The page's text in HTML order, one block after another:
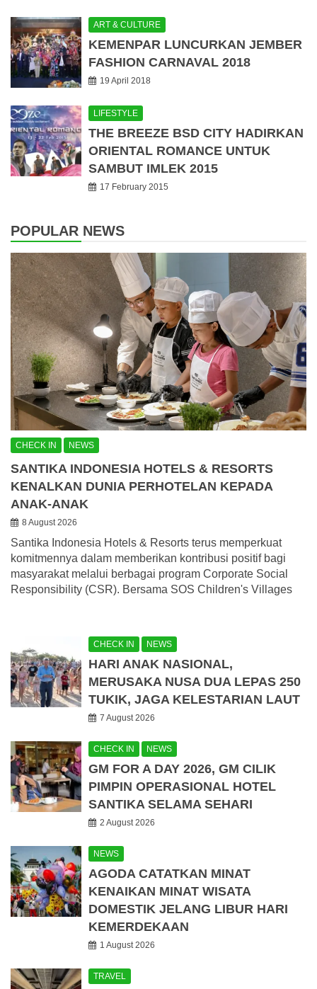
ART & CULTURE
KEMENPAR LUNCURKAN JEMBER
FASHION CARNAVAL 2018
19 April 2018
LIFESTYLE
THE BREEZE BSD CITY HADIRKAN
ORIENTAL ROMANCE UNTUK
SAMBUT IMLEK 2015
17 February 2015
POPULAR NEWS
CHECK IN NEWS
SANTIKA INDONESIA HOTELS & RESORTS
KENALKAN DUNIA PERHOTELAN KEPADA
ANAK-ANAK
8 August 2026
Santika Indonesia Hotels & Resorts terus memperkuat
komitmennya dalam memberikan kontribusi positif bagi
masyarakat melalui berbagai program Corporate Social
Responsibility (CSR). Bersama SOS Children's Villages
CHECK IN NEWS
HARI ANAK NASIONAL,
MERUSAKA NUSA DUA LEPAS 250
TUKIK, JAGA KELESTARIAN LAUT
7 August 2026
CHECK IN NEWS
GM FOR A DAY 2026, GM CILIK
PIMPIN OPERASIONAL HOTEL
SANTIKA SELAMA SEHARI
2 August 2026
NEWS
AGODA CATATKAN MINAT
KENAIKAN MINAT WISATA
DOMESTIK JELANG LIBUR HARI
KEMERDEKAAN
1 August 2026
TRAVEL